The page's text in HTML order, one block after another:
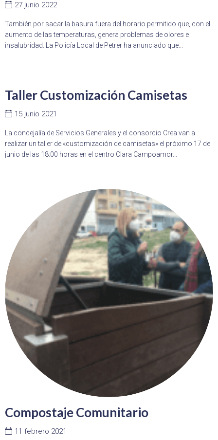
27 junio 2022
También por sacar la basura fuera del horario permitido que, con el
aumento de las temperaturas, genera problemas de olores e
insalubridad. La Policía Local de Petrer ha anunciado que...
Taller Customización Camisetas
15 junio 2021
La concejalía de Servicios Generales y el consorcio Crea van a
realizar un taller de «customización de camisetas» el próximo 17 de
junio de las 18:00 horas en el centro Clara Campoamor...
Compostaje Comunitario
11 febrero 2021